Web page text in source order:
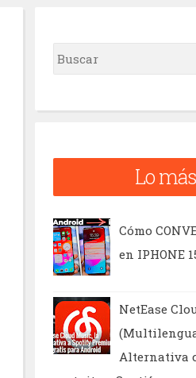
B
u
Lo
Cómo
en IPHONE
NetEase
Alternativa